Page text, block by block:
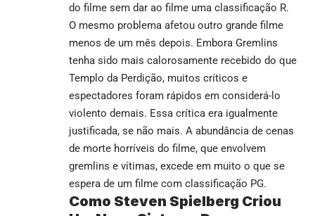
do filme sem dar ao filme uma classificação R.
O mesmo problema afetou outro grande filme
menos de um mês depois. Embora Gremlins
tenha sido mais calorosamente recebido do que
Templo da Perdição, muitos críticos e
espectadores foram rápidos em considerá-lo
violento demais. Essa crítica era igualmente
justificada, se não mais. A abundância de cenas
de morte horríveis do filme, que envolvem
gremlins e vítimas, excede em muito o que se
espera de um filme com classificação PG.
Como Steven Spielberg Criou